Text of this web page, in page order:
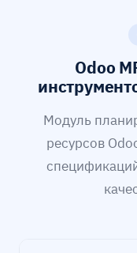
Odoo
Модуль
ресурсов